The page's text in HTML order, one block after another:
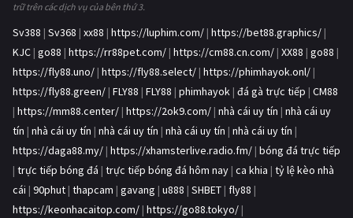
trữ trên các dịch vụ của bên thứ 3.
Sv388 | Sv368 | xx88 | https://luphim.com/ | https://bet88.graphics/ |
KJC | go88 | https://rr88pet.com/ | https://cm88.cn.com/ | XX88 | go88 |
https://fly88.uno/ | https://fly88.select/ | https://phimhayok.onl/ |
https://fly88.green/ | FLY88 | FLY88 | phimhayok | đá gà trực tiếp | CM88
| https://mm88.center/ | https://2ok9.com/ | nhà cái uy tín | nhà cái uy
tín | nhà cái uy tín | nhà cái uy tín | nhà cái uy tín | nhà cái uy tín |
https://daga88.my/ | https://xhamsterlive.radio.fm/ | bóng đá trực tiếp
| trực tiếp bóng đá | trực tiếp bóng đá hôm nay | ca khia | tỷ lệ kèo nhà
cái | 90phut | thapcam | gavang | u888 | SHBET | fly88 |
https://keonhacaitop.com/ | https://go88.tokyo/ |